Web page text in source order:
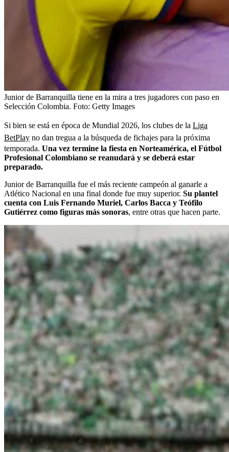
Junior de Barranquilla tiene en la mira a tres jugadores con paso en
Selección Colombia. Foto: Getty Images
Si bien se está en época de Mundial 2026, los clubes de la Liga
BetPlay no dan tregua a la búsqueda de fichajes para la próxima
temporada. Una vez termine la fiesta en Norteamérica, el Fútbol
Profesional Colombiano se reanudará y se deberá estar
preparado.
Junior de Barranquilla fue el más reciente campeón al ganarle a
Atlético Nacional en una final donde fue muy superior. Su plantel
cuenta con Luis Fernando Muriel, Carlos Bacca y Teófilo
Gutiérrez como figuras más sonoras, entre otras que hacen parte.